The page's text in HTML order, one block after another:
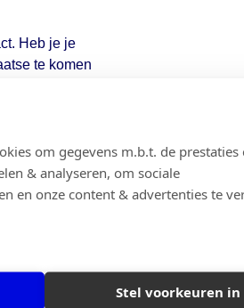
om gegevens m.b.t. de prestaties
& analyseren, om sociale
en onze content & advertenties te
Stel voorkeuren in
Heb je je
te komen
Voeg toe